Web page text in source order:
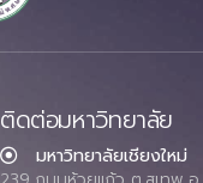
ติดต่อมหาวิทยาลัย
มหาวิทยาลัยเชียงใหม่